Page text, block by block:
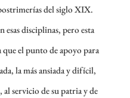
del siglo XIX.
esas disciplinas, pero esta
el punto de apoyo para
la más ansiada y difícil,
servicio de su patria y de